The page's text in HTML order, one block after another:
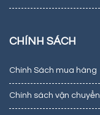
CHÍNH SÁCH
Chính Sách mua hàng
Chính sách vận chuyển